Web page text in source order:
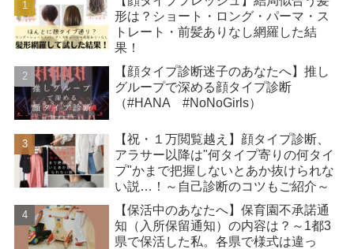
形は？ショート・ロング・パーマ・ス
トレート・前髪ありなし網羅した結
果！
【顔タイプ診断迷子のあなたへ】推し
グループで深める顔タイプ診断
（#HANA #NoNoGirls）
【祝・１万閲覧越え】顔タイプ診断、
アラサー以降は"何タイプ寄りの何タイ
プ"かまで把握しないとあか抜けられな
い説…！～自己診断のコツもご紹介～
【保活中のあなたへ】保育園不承諾通
知（入所保留通知）の内容は？～1都3
県で保活した私。各県で様式は違っ